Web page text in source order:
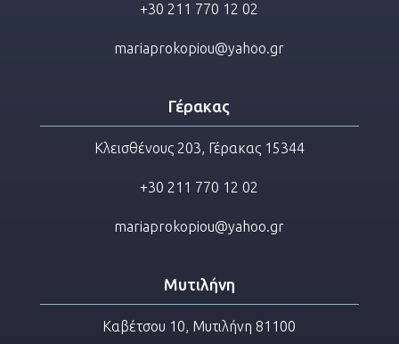
+30 211 770 12 02
mariaprokopiou@yahoo.gr
Γέρακας
Κλεισθένους 203, Γέρακας 15344
+30 211 770 12 02
mariaprokopiou@yahoo.gr
Μυτιλήνη
Καβέτσου 10, Μυτιλήνη 81100